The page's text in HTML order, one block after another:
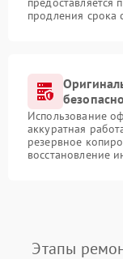
продления срока
Использование
аккуратная
резервное
восстановление
Этапы